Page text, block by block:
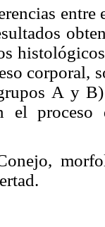
corporal,
A y
el proceso